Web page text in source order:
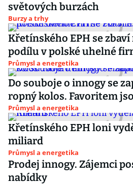
světových burzách
Burzy a trhy
Křetínského EPH se
podílu v polské uhelné
Průmysl a energetika
Do souboje o innogy se
ropný kolos. Favoritem
Průmysl a energetika
Křetínského EPH loni
miliard
Průmysl a energetika
Prodej innogy. Zájemci
nabídky